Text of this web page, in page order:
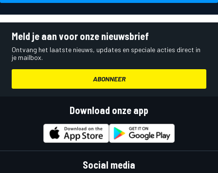
Meld je aan voor onze nieuwsbrief
Ontvang het laatste nieuws, updates en speciale acties direct in
je mailbox.
ABONNEER
Download onze app
Social media